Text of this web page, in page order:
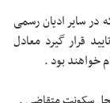
که در سایر ادیان رسمی
قرار گیرد معادل
خواهند بود .